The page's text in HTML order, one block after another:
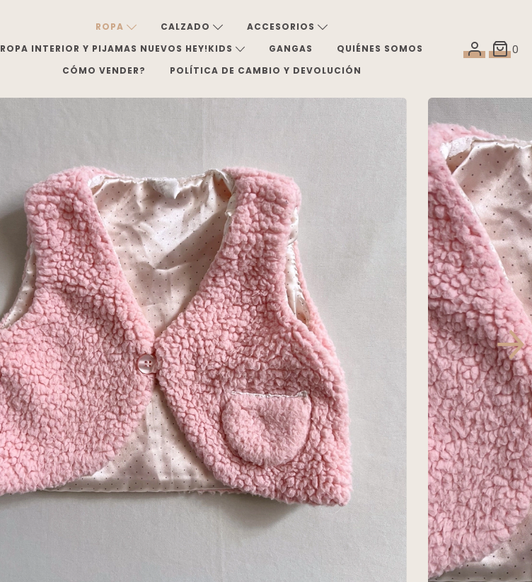
ROPA CALZADO
ACCESORIOS
ROPA INTERIOR Y PIJAMAS NUEVOS HEY!KIDS
GANGAS
QUIÉNES SOMOS
CÓMO VENDER?
POLÍTICA DE CAMBIO Y DEVOLUCIÓN
0